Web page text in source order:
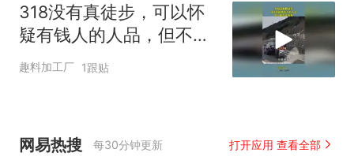
318没有真徒步，可以怀
疑有钱人的人品，但不能
否定智商
趣料加工厂 1跟贴
网易热搜 每30分钟更新 打开应用 查看全部